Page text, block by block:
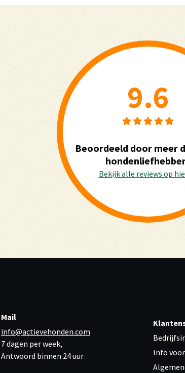
9.6
Beoordeeld door meer
Bekijk alle reviews op
Mail
info@actievehonden.com
7 dagen per week,
Antwoord binnen 24 uur
Info